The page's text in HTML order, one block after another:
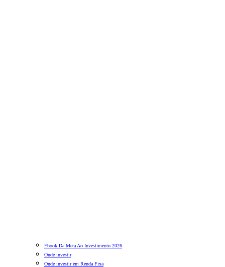
Ebook Da Meta Ao Investimento 2026
Onde investir
Onde investir em Renda Fixa